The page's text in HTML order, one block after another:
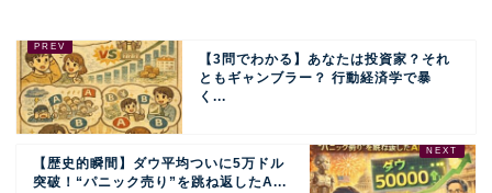
【3問でわかる】あなたは投資家？それ
ともギャンブラー？ 行動経済学で暴
く...
【歴史的瞬間】ダウ平均ついに5万ドル
突破！“パニック売り”を跳ね返したA...